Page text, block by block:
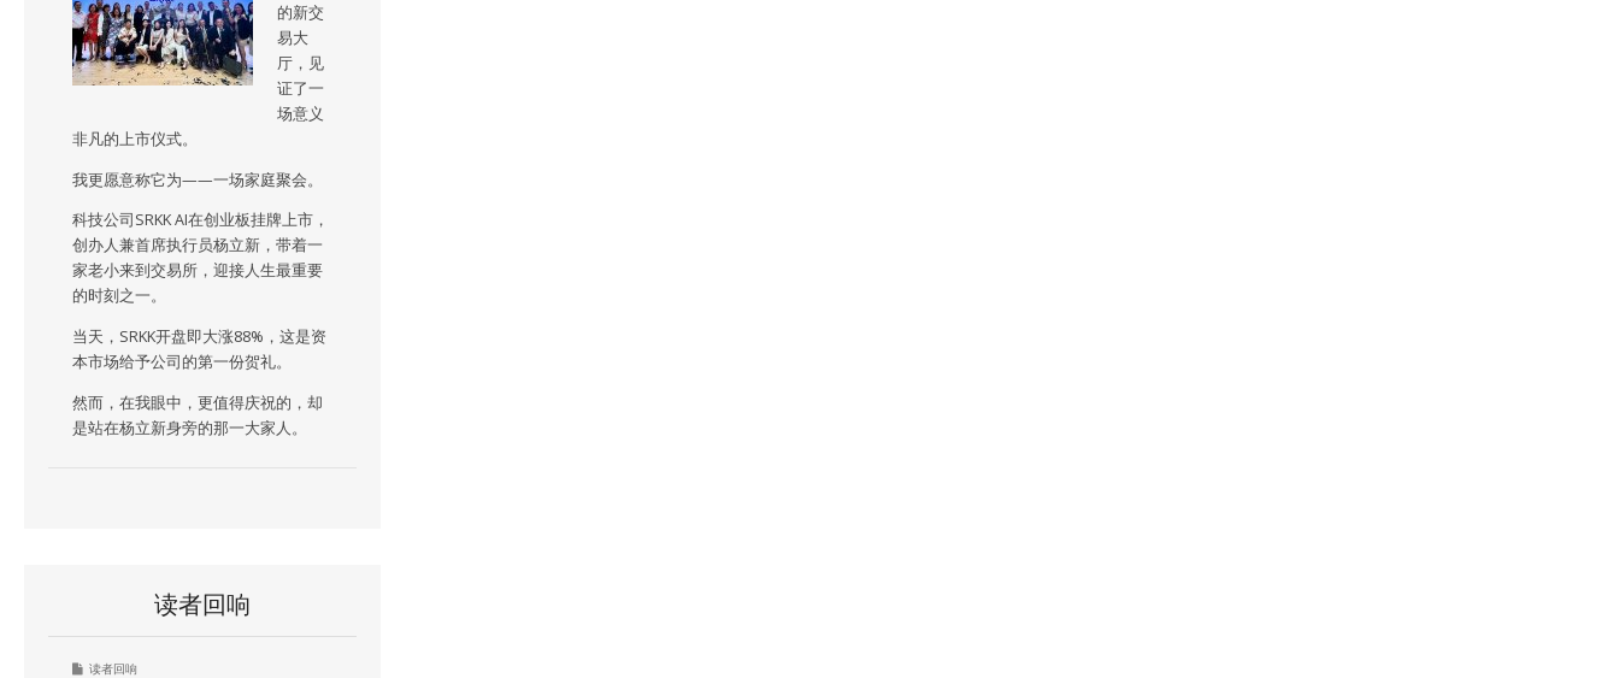
的新交
易大
厅，见
证了一
场意义
非凡的上市仪式。
我更愿意称它为——一场家庭聚会。
科技公司SRKK AI在创业板挂牌上市，
创办人兼首席执行员杨立新，带着一
家老小来到交易所，迎接人生最重要
的时刻之一。
当天，SRKK开盘即大涨88%，这是资
本市场给予公司的第一份贺礼。
然而，在我眼中，更值得庆祝的，却
是站在杨立新身旁的那一大家人。
读者回响
读者回响